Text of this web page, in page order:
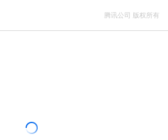
腾讯公司 版权所有